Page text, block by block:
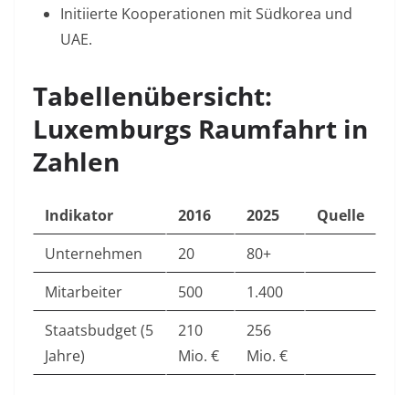
Initiierte Kooperationen mit Südkorea und
UAE.
Tabellenübersicht:
Luxemburgs Raumfahrt in
Zahlen
Indikator 2016 2025
Quelle
Unternehmen
20
80+
Mitarbeiter
500
1.400
Staatsbudget (5
Jahre)
210
Mio. €
256
Mio. €